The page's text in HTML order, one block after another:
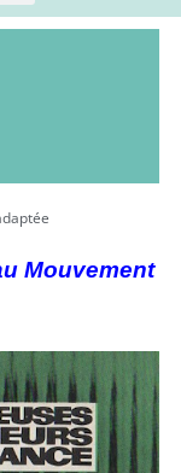
Mouvement